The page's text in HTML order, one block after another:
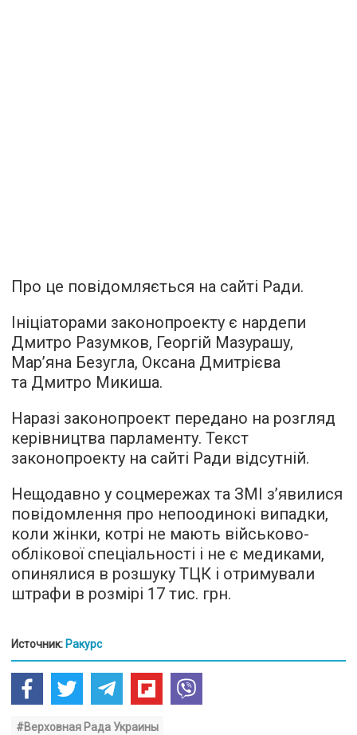
Про це повідомляється на сайті Ради.
Ініціаторами законопроекту є нардепи
Дмитро Разумков, Георгій Мазурашу,
Мар’яна Безугла, Оксана Дмитрієва
та Дмитро Микиша.
Наразі законопроект передано на розгляд
керівництва парламенту. Текст
законопроекту на сайті Ради відсутній.
Нещодавно у соцмережах та ЗМІ з’явилися
повідомлення про непоодинокі випадки,
коли жінки, котрі не мають військово-
облікової спеціальності і не є медиками,
опинялися в розшуку ТЦК і отримували
штрафи в розмірі 17 тис. грн.
Источник: Ракурс
#Верховная Рада Украины